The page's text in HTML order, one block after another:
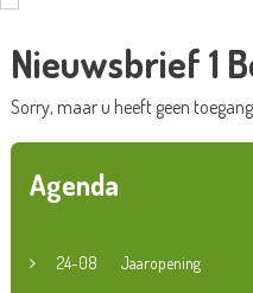
Nieuwsbrief 1
Sorry, maar u heeft geen
Agenda
24-08 Jaaropening